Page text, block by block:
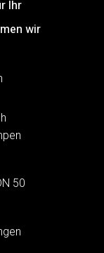
Ihr
wir
50